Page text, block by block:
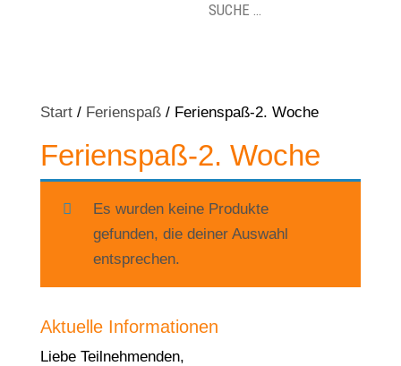
Start/ Ferienspaß/ Ferienspaß-2. Woche
Ferienspaß-2. Woche
Es wurden keine Produkte
gefunden, die deiner Auswahl
entsprechen.
Aktuelle Informationen
Liebe Teilnehmenden,